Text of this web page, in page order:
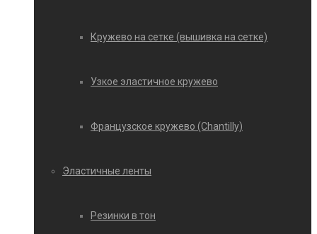
Кружево на сетке (вышивка на сетке)
Узкое эластичное кружево
Французское кружево (Chantilly)
Эластичные ленты
Резинки в тон